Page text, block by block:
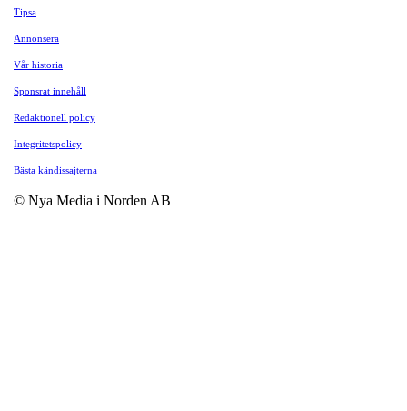
Tipsa
Annonsera
Vår historia
Sponsrat innehåll
Redaktionell policy
Integritetspolicy
Bästa kändissajterna
© Nya Media i Norden AB